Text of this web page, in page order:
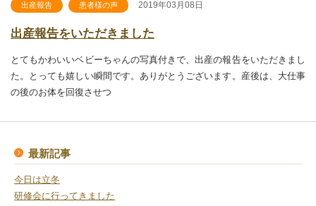
出産報告 患者様の声 2019年03月08日
出産報告をいただきました
とてもかわいいベビーちゃんの写真付きで、出産の報告をいただきまし
た。とっても嬉しい瞬間です。ありがとうございます。産後は、大仕事
の後のお体を回復させつ
最新記事
今日は立冬
研修会に行ってきました